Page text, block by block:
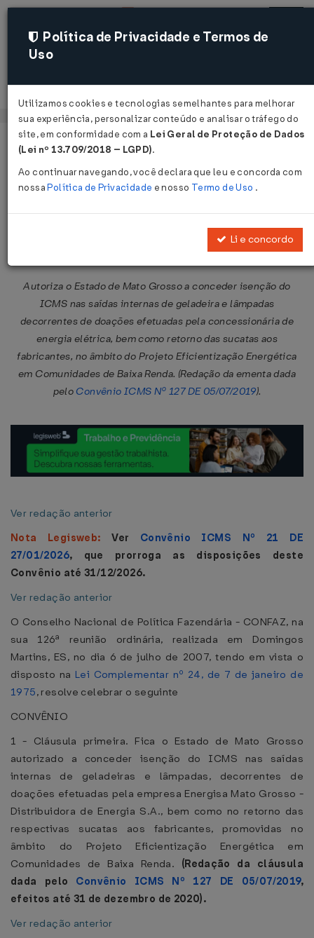
Acessar
Página Inicial Legislações
Convênio ICMS Nº 95 DE
Autoriza o Estado de Mato Grosso a conceder isenção do
ICMS nas saídas internas de geladeira e lâmpadas
decorrentes de doações efetuadas pela concessionária de
energia elétrica, bem como retorno das sucatas aos
fabricantes, no âmbito do Projeto Eficientização Energética
em Comunidades de Baixa Renda. (Redação da ementa dada
pelo Convênio ICMS Nº 127 DE 05/07/2019).
Ver redação anterior
Nota Legisweb:Ver Convênio ICMS Nº 21 DE
27/01/2026, que prorroga as disposições deste
Convênio até 31/12/2026.
Ver redação anterior
O Conselho Nacional de Política Fazendária - CONFAZ, na
sua 126ª reunião ordinária, realizada em Domingos
Martins, ES, no dia 6 de julho de 2007, tendo em vista o
disposto na Lei Complementar nº 24, de 7 de janeiro de
1975, resolve celebrar o seguinte
CONVÊNIO
1 - Cláusula primeira. Fica o Estado de Mato Grosso
autorizado a conceder isenção do ICMS nas saídas
internas de geladeiras e lâmpadas, decorrentes de
doações efetuadas pela empresa Energisa Mato Grosso -
Distribuidora de Energia S.A., bem como no retorno das
respectivas sucatas aos fabricantes, promovidas no
âmbito do Projeto Eficientização Energética em
Comunidades de Baixa Renda. (Redação da cláusula
dada pelo Convênio ICMS Nº 127 DE 05/07/2019,
efeitos até 31 de dezembro de 2020).
Ver redação anterior
Política de Privacidade e Termos de
Uso
Utilizamos cookies e tecnologias semelhantes para melhorar
sua experiência, personalizar conteúdo e analisar o tráfego do
site, em conformidade com a Lei Geral de Proteção de Dados
(Lei nº 13.709/2018 – LGPD).
Ao continuar navegando, você declara que leu e concorda com
nossaPolítica de Privacidade e nosso Termo de Uso .
Li e concordo